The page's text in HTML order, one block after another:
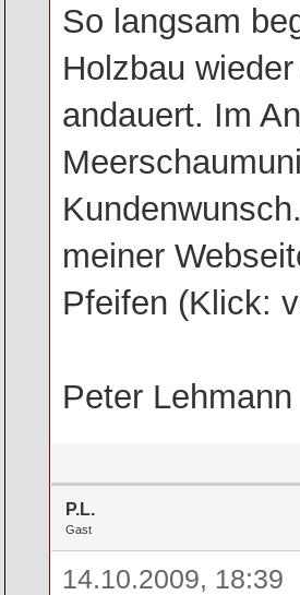
So langsam
Holzbau
andauert. Im
meiner
Pfeifen (Klick:
Peter Lehmann
P.L.
Gast
14.10.2009, 18:39